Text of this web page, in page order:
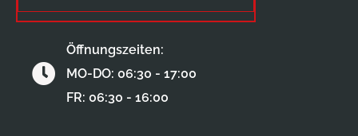
Öffnungszeiten:
MO-DO: 06:30 - 17:00
FR: 06:30 - 16:00